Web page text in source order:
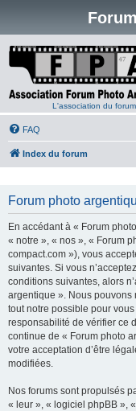
L'association du forum
FAQ
Index du forum
Forum photo
En accédant à « Forum
« notre », « nos », « Forum
compact.com »), vous
suivantes. Si vous
conditions suivantes, alors
argentique ». Nous pouvons
tout notre possible pour
responsabilité de vérifier ce
continue de « Forum photo
votre acceptation d’être
modifiées.
Nos forums sont propulsés
« leur », « logiciel phpBB »,